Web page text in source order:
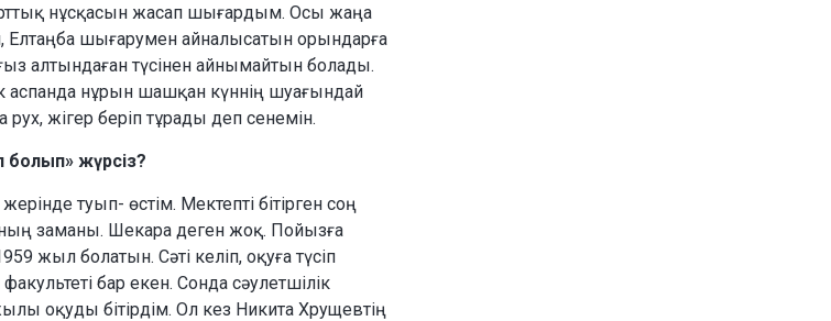
нұсқасын жасап шығардым. Осы жаңа
Елтаңба шығарумен айналысатын орындарға
алтындаған түсінен айнымайтын болады.
аспанда нұрын шашқан күннің шуағындай
жігер беріп тұрады деп сенемін.
болып» жүрсіз?
туып- өстім. Мектепті бітірген соң
заманы. Шекара деген жоқ. Пойызға
жыл болатын. Сәті келіп, оқуға түсіп
бар екен. Сонда сәулетшілік
оқуды бітірдім. Ол кез Никита Хрущевтің